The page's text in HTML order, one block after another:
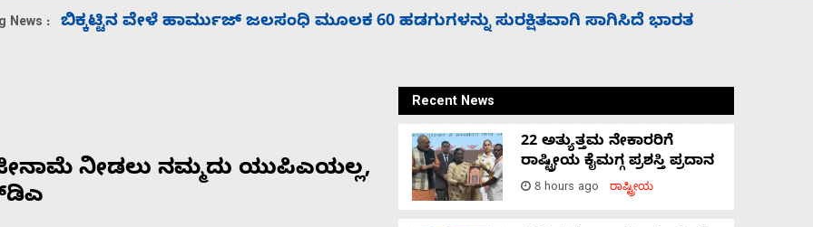
News :60 ಹಡಗುಗಳನ್ನು ಸುರಕ್ಷಿತವಾಗಿ ಸಾಗಿಸಿದೆ ಭಾರತ ನಾಗೇಂದ್ರ ರಾಜೀನಾಮೆ ಕೊಡದಿದ್ದರೆ ಸದನ ನಡೆಸಲು
ನೀಡಲು ನಮ್ಮದು ಯುಪಿಎಯಲ್ಲ,
Recent News
22 ಅತ್ಯುತ್ತಮ ನೇಕಾರರಿಗೆ
ರಾಷ್ಟ್ರೀಯ ಕೈಮಗ್ಗ ಪ್ರಶಸ್ತಿ ಪ್ರದಾನ
8 hours ago ರಾಷ್ಟ್ರೀಯ